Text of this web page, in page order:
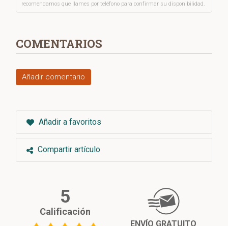
recomendamos que llames por teléfono para confirmar su disponibilidad.
COMENTARIOS
Añadir comentario
Añadir a favoritos
Compartir artículo
5
Calificación
ENVÍO GRATUITO